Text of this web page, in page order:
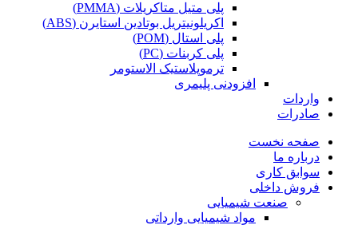
پلی متیل متاکریلات (PMMA)
اکریلونیتریل بوتادین استایرن (ABS)
پلی استال (POM)
پلی کربنات (PC)
ترموپلاستیک الاستومر
افزودنی پلیمری
واردات
صادرات
صفحه نخست
درباره ما
سوابق کاری
فروش داخلی
صنعت شیمیایی
مواد شیمیایی وارداتی